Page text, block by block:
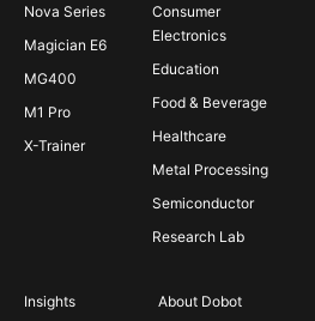
Nova Series
Magician E6
MG400
M1 Pro
X-Trainer
Consumer
Electronics
Education
Food & Beverage
Healthcare
Metal Processing
Semiconductor
Research Lab
Insights About Dobot